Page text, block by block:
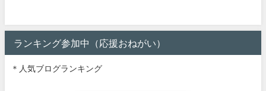
ランキング参加中（応援おねがい）
＊人気ブログランキング